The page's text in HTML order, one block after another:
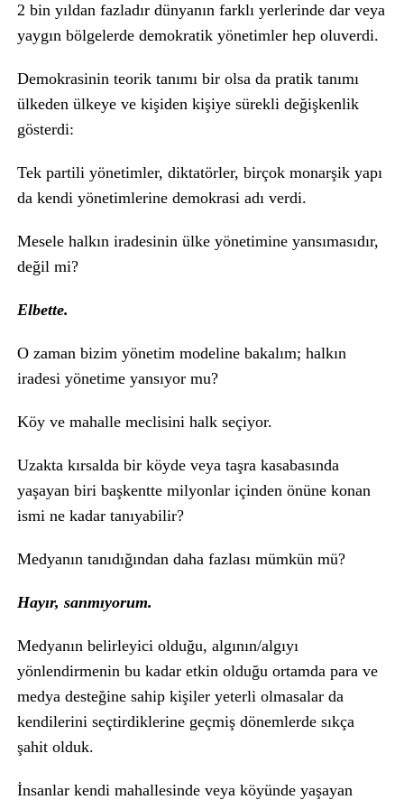
2 bin yıldan fazladır dünyanın farklı yerlerinde dar veya
yaygın bölgelerde demokratik yönetimler hep oluverdi.
Demokrasinin teorik tanımı bir olsa da pratik tanımı
ülkeden ülkeye ve kişiden kişiye sürekli değişkenlik
gösterdi:
Tek partili yönetimler, diktatörler, birçok monarşik yapı
da kendi yönetimlerine demokrasi adı verdi.
Mesele halkın iradesinin ülke yönetimine yansımasıdır,
değil mi?
Elbette.
O zaman bizim yönetim modeline bakalım; halkın
iradesi yönetime yansıyor mu?
Köy ve mahalle meclisini halk seçiyor.
Uzakta kırsalda bir köyde veya taşra kasabasında
yaşayan biri başkentte milyonlar içinden önüne konan
ismi ne kadar tanıyabilir?
Medyanın tanıdığından daha fazlası mümkün mü?
Hayır, sanmıyorum.
Medyanın belirleyici olduğu, algının/algıyı
yönlendirmenin bu kadar etkin olduğu ortamda para ve
medya desteğine sahip kişiler yeterli olmasalar da
kendilerini seçtirdiklerine geçmiş dönemlerde sıkça
şahit olduk.
İnsanlar kendi mahallesinde veya köyünde yaşayan